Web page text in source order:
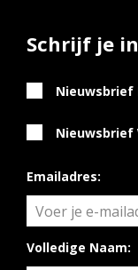
Schrijf je
Nieuwsbrief
Nieuwsbrief
Emailadres:
Volledige Naam: